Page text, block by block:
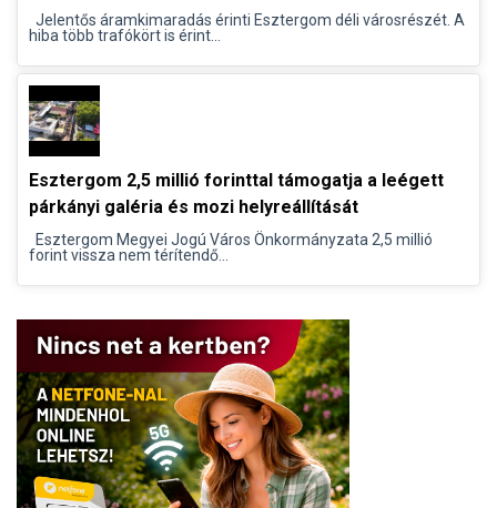
Jelentős áramkimaradás érinti Esztergom déli városrészét. A
hiba több trafókört is érint...
Esztergom 2,5 millió forinttal támogatja a leégett
párkányi galéria és mozi helyreállítását
Esztergom Megyei Jogú Város Önkormányzata 2,5 millió
forint vissza nem térítendő...